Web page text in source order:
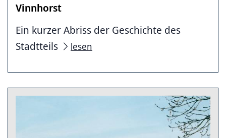
Vinnhorst
Ein kurzer Abriss der Geschichte des
Stadtteils
lesen